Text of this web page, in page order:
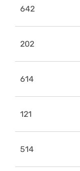
642
202
614
121
514